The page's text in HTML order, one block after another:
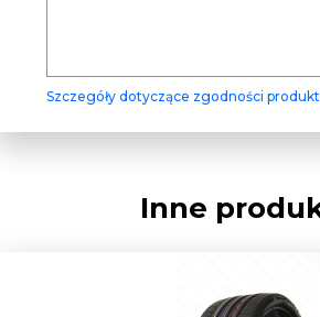
Szczegóły dotyczące zgodności
Inne